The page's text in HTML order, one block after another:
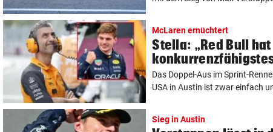
McLaren ernüchtert
Stella: „Red Bull hat
Das Doppel-Aus im Sprint-
USA in Austin ist zwar einfach
Sieg in Austin